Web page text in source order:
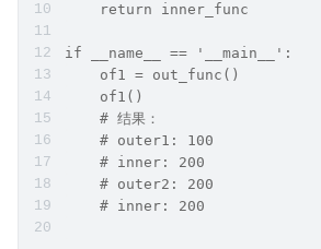
    return inner_func
if __name__ == '__main__':
    of1 = out_func()
    of1()
    # 结果：
    # outer1: 100
    # inner: 200
    # outer2: 200
    # inner: 200